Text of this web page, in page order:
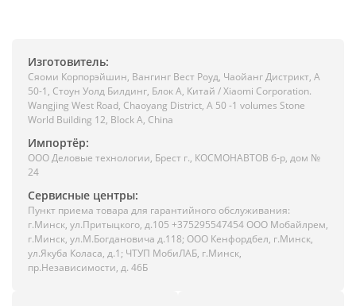
Изготовитель:
Сяоми Корпорэйшин, Вангинг Вест Роуд, Чаойанг Дистрикт, А
50-1, Стоун Уолд Билдинг, Блок А, Китай / Xiaomi Corporation.
Wangjing West Road, Chaoyang District, A 50 -1 volumes Stone
World Building 12, Block A, China
Импортёр:
ООО Деловые технологии, Брест г., КОСМОНАВТОВ б-р, дом №
24
Сервисные центры:
Пункт приема товара для гарантийного обслуживания:
г.Минск, ул.Притыцкого, д.105 +375295547454 ООО Мобайлрем,
г.Минск, ул.М.Богдановича д.118; ООО Кенфордбел, г.Минск,
ул.Якуба Коласа, д.1; ЧТУП МобиЛАБ, г.Минск,
пр.Независимости, д. 46Б